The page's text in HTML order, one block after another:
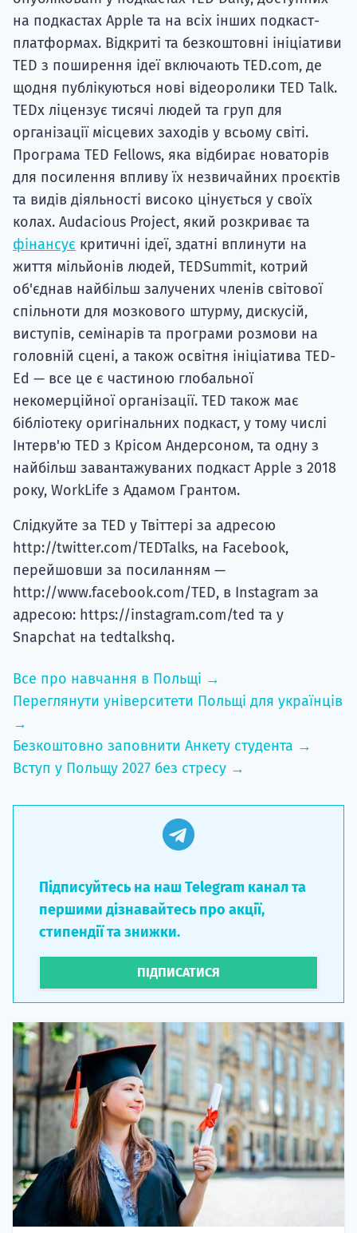
на подкастах Apple та на всіх інших подкаст-
платформах. Відкриті та безкоштовні ініціативи
TED з поширення ідеї включають TED.com, де
щодня публікуються нові відеоролики TED Talk.
TEDx ліцензує тисячі людей та груп для
організації місцевих заходів у всьому світі.
Програма TED Fellows, яка відбирає новаторів
для посилення впливу їх незвичайних проєктів
та видів діяльності високо цінується у своїх
колах. Audacious Project, який розкриває та
фінансує критичні ідеї, здатні вплинути на
життя мільйонів людей, TEDSummit, котрий
об'єднав найбільш залучених членів світової
спільноти для мозкового штурму, дискусій,
виступів, семінарів та програми розмови на
головній сцені, а також освітня ініціатива TED-
Ed — все це є частиною глобальної
некомерційної організації. TED також має
бібліотеку оригінальних подкаст, у тому числі
Інтерв'ю TED з Крісом Андерсоном, та одну з
найбільш завантажуваних подкаст Apple з 2018
року, WorkLife з Адамом Грантом.
Слідкуйте за TED у Твіттері за адресою
http://twitter.com/TEDTalks, на Facebook,
перейшовши за посиланням —
http://www.facebook.com/TED, в Instagram за
адресою: https://instagram.com/ted та у
Snapchat на tedtalkshq.
Все про навчання в Польщі →
Переглянути університети Польщі для українців
→
Безкоштовно заповнити Анкету студента →
Вступ у Польщу 2027 без стресу →
Підписуйтесь на наш Telegram канал та
першими дізнавайтесь про акції,
стипендії та знижки.
ПІДПИСАТИСЯ